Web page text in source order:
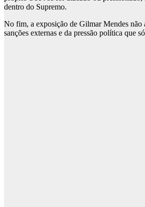
dentro do Supremo.
No fim, a exposição de Gilmar Mendes não
sanções externas e da pressão política que